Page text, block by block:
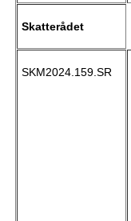
Skatterådet
SKM2024.159.SR